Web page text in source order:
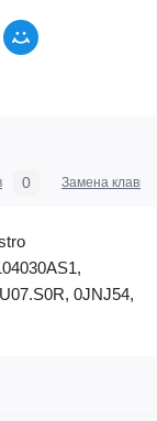
0 Замена
0JNJ54,